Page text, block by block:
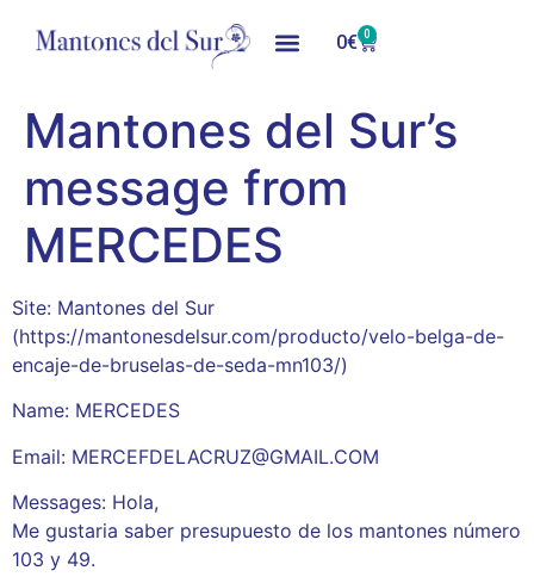
0€ 0
Mantones del Sur’s
message from
MERCEDES
Site: Mantones del Sur
(https://mantonesdelsur.com/producto/velo-belga-de-
encaje-de-bruselas-de-seda-mn103/)
Name: MERCEDES
Email: MERCEFDELACRUZ@GMAIL.COM
Messages: Hola,
Me gustaria saber presupuesto de los mantones número
103 y 49.